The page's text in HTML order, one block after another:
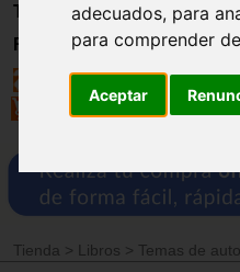
adecuados, para
para comprender
Aceptar
Trabajo
Registro
Tienda > Libros > Temas de